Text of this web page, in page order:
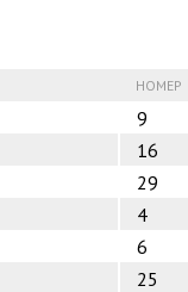
НОМЕР
9
16
29
4
6
25